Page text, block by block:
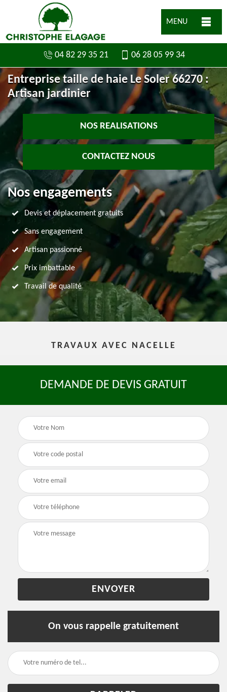
MENU
04 82 29 35 21 06 28 05 99 34
Entreprise taille de haie Le Soler 66270 :
Artisan jardinier
NOS REALISATIONS
CONTACTEZ NOUS
Nos engagements
Devis et déplacement gratuits
Sans engagement
Artisan passionné
Prix imbattable
Travail de qualité
TRAVAUX AVEC NACELLE
DEMANDE DE DEVIS GRATUIT
On vous rappelle gratuitement